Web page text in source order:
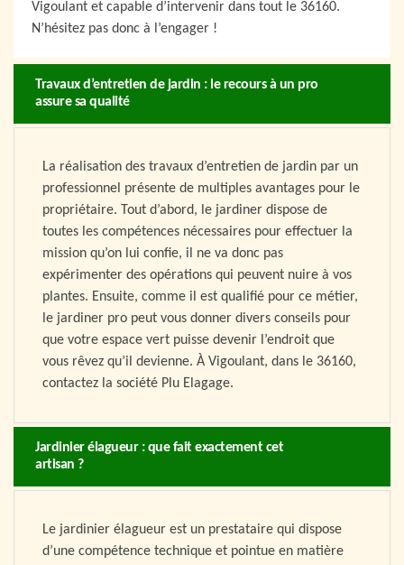
Vigoulant et capable d’intervenir dans tout le 36160.
N’hésitez pas donc à l’engager !
Travaux d’entretien de jardin : le recours à un pro
assure sa qualité
La réalisation des travaux d’entretien de jardin par un
professionnel présente de multiples avantages pour le
propriétaire. Tout d’abord, le jardiner dispose de
toutes les compétences nécessaires pour effectuer la
mission qu’on lui confie, il ne va donc pas
expérimenter des opérations qui peuvent nuire à vos
plantes. Ensuite, comme il est qualifié pour ce métier,
le jardiner pro peut vous donner divers conseils pour
que votre espace vert puisse devenir l’endroit que
vous rêvez qu’il devienne. À Vigoulant, dans le 36160,
contactez la société Plu Elagage.
Jardinier élagueur : que fait exactement cet
artisan ?
Le jardinier élagueur est un prestataire qui dispose
d’une compétence technique et pointue en matière